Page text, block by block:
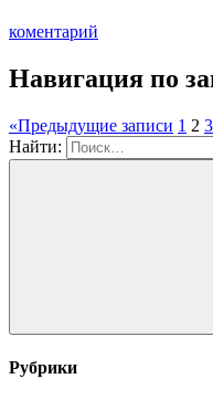
коментарий
Навигация по
«Предыдущие записи 1 2 3
Найти:
Рубрики